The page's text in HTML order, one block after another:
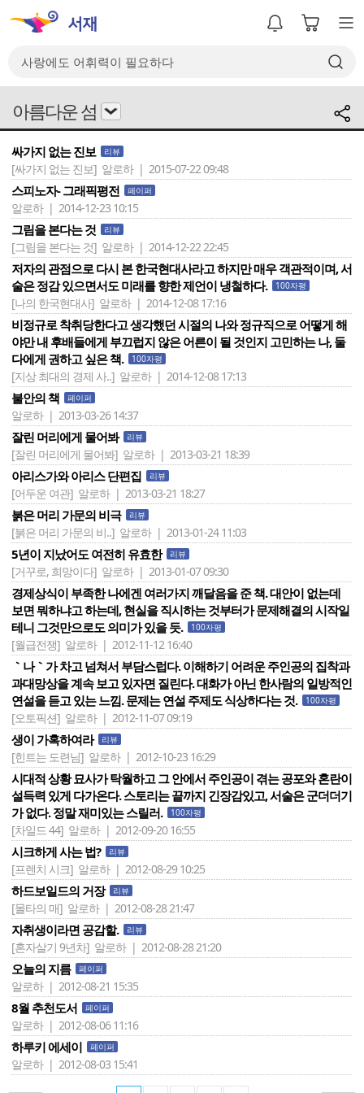
아름다운 섬
싸가지 없는 진보 리뷰
[싸가지 없는 진보] 알로하 | 2015-07-22 09:48
스피노자- 그래픽평전 페이퍼
알로하 | 2014-12-23 10:15
그림을 본다는 것 리뷰
[그림을 본다는 것] 알로하 | 2014-12-22 22:45
저자의 관점으로 다시 본 한국현대사라고 하지만 매우 객관적이며, 서
술은 정감 있으면서도 미래를 향한 제언이 냉철하다.
100자평
[나의 한국현대사] 알로하 | 2014-12-08 17:16
비정규로 착취당한다고 생각했던 시절의 나와 정규직으로 어떻게 해
야만 내 후배들에게 부끄럽지 않은 어른이 될 것인지 고민하는 나, 둘
다에게 권하고 싶은 책.
100자평
[지상 최대의 경제 사..] 알로하 | 2014-12-08 17:13
불안의 책 페이퍼
알로하 | 2013-03-26 14:37
잘린 머리에게 물어봐 리뷰
[잘린 머리에게 물어봐] 알로하 | 2013-03-21 18:39
아리스가와 아리스 단편집 리뷰
[어두운 여관] 알로하 | 2013-03-21 18:27
붉은 머리 가문의 비극 리뷰
[붉은 머리 가문의 비..] 알로하 | 2013-01-24 11:03
5년이 지났어도 여전히 유효한 리뷰
[거꾸로, 희망이다] 알로하 | 2013-01-07 09:30
경제상식이 부족한 나에겐 여러가지 깨달음을 준 책. 대안이 없는데
보면 뭐하냐고 하는데, 현실을 직시하는 것부터가 문제해결의 시작일
테니 그것만으로도 의미가 있을 듯.
100자평
[월급전쟁] 알로하 | 2012-11-12 16:40
｀나｀가 차고 넘쳐서 부담스럽다. 이해하기 어려운 주인공의 집착과
과대망상을 계속 보고 있자면 질린다. 대화가 아닌 한사람의 일방적인
연설을 듣고 있는 느낌. 문제는 연설 주제도 식상하다는 것.
100자평
[오토픽션] 알로하 | 2012-11-07 09:19
생이 가혹하여라 리뷰
[힌트는 도련님] 알로하 | 2012-10-23 16:29
시대적 상황 묘사가 탁월하고 그 안에서 주인공이 겪는 공포와 혼란이
설득력 있게 다가온다. 스토리는 끝까지 긴장감있고, 서술은 군더더기
가 없다. 정말 재미있는 스릴러.
100자평
[차일드 44] 알로하 | 2012-09-20 16:55
시크하게 사는 법? 리뷰
[프렌치 시크] 알로하 | 2012-08-29 10:25
하드보일드의 거장 리뷰
[몰타의 매] 알로하 | 2012-08-28 21:47
자취생이라면 공감할. 리뷰
[혼자살기 9년차] 알로하 | 2012-08-28 21:20
오늘의 지름 페이퍼
알로하 | 2012-08-21 15:35
8월 추천도서 페이퍼
알로하 | 2012-08-06 11:16
하루키 에세이 페이퍼
알로하 | 2012-08-03 15:41